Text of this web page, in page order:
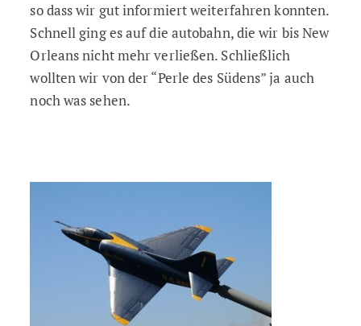
so dass wir gut informiert weiterfahren konnten.
Schnell ging es auf die autobahn, die wir bis New
Orleans nicht mehr verließen. Schließlich
wollten wir von der “Perle des Südens” ja auch
noch was sehen.